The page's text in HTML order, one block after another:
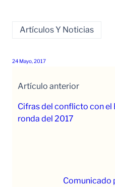
Artículos Y Noticias
24 Mayo, 2017
Artículo anterior
Cifras del conflicto con el
ronda del 2017
Comunicado